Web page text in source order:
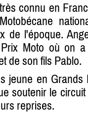
connu en
de l'époque.
Moto où on
de son fils Pablo.
jeune en
soutenir le
reprises.